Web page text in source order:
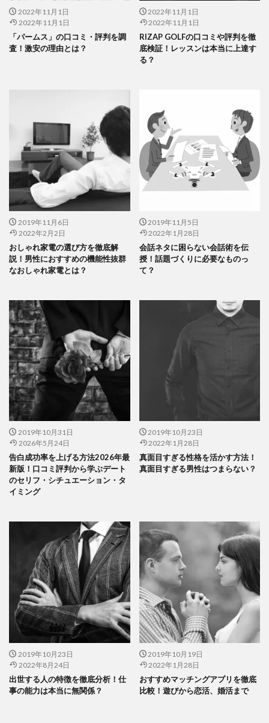
2022年11月1日
2022年11月1日
「パームス」の口コミ・評判を調
査！激安の理由とは？
2022年11月1日
2022年11月1日
RIZAP GOLFの口コミや評判を徹
底検証！レッスンは本当に上達す
る？
2019年11月6日
2022年2月2日
おしゃれ家電の選び方を徹底解
説！男性におすすめの機能性抜群
なおしゃれ家電とは？
2019年11月5日
2022年1月28日
会話ネタに困らない会話術を伝
授！話題づくりに必要なものっ
て？
2019年10月31日
2026年5月24日
告白成功率を上げる方法2026年最
新版！口コミ評判から学ぶデート
のセリフ・シチュエーション・タ
イミング
2019年10月23日
2022年1月28日
真面目すぎる性格を活かす方法！
真面目すぎる男性はつまらない？
2019年10月23日
2022年8月24日
出世する人の特徴を徹底分析！仕
事の能力は本当に無関係？
2019年10月19日
2022年1月28日
おすすめマッチングアプリを徹底
比較！遊びから恋活、婚活まで